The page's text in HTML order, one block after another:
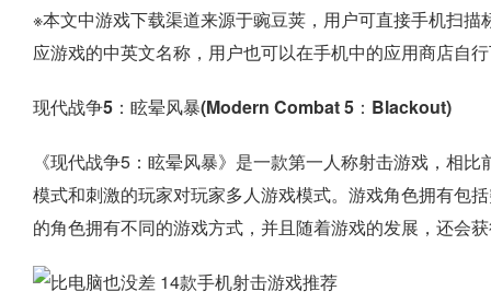
※本文中游戏下载渠道来源于豌豆荚，用户可直接手机扫
应游戏的中英文名称，用户也可以在手机中的应用商店自
现代战争5：眩晕风暴(Modern Combat 5：Blackout)
《现代战争5：眩晕风暴》是一款第一人称射击游戏，相
模式和刺激的玩家对玩家多人游戏模式。游戏角色拥有包
的角色拥有不同的游戏方式，并且随着游戏的发展，还会